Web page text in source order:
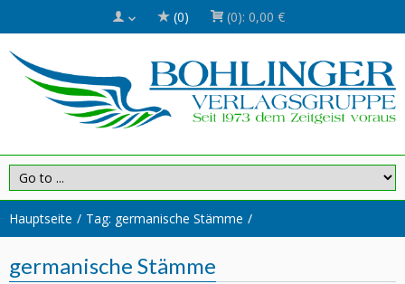
(0) (0): 0,00 €
Hauptseite Tag: germanische Stämme
germanische Stämme